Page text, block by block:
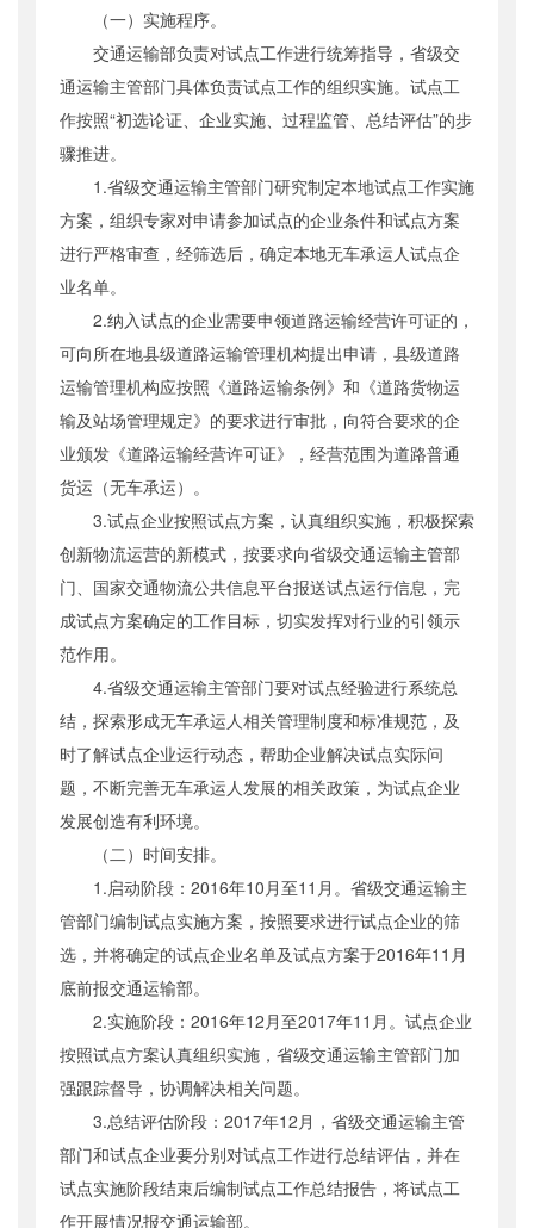
（一）实施程序。
交通运输部负责对试点工作进行统筹指导，省级交
通运输主管部门具体负责试点工作的组织实施。试点工
作按照“初选论证、企业实施、过程监管、总结评估”的步
骤推进。
1.省级交通运输主管部门研究制定本地试点工作实施
方案，组织专家对申请参加试点的企业条件和试点方案
进行严格审查，经筛选后，确定本地无车承运人试点企
业名单。
2.纳入试点的企业需要申领道路运输经营许可证的，
可向所在地县级道路运输管理机构提出申请，县级道路
运输管理机构应按照《道路运输条例》和《道路货物运
输及站场管理规定》的要求进行审批，向符合要求的企
业颁发《道路运输经营许可证》，经营范围为道路普通
货运（无车承运）。
3.试点企业按照试点方案，认真组织实施，积极探索
创新物流运营的新模式，按要求向省级交通运输主管部
门、国家交通物流公共信息平台报送试点运行信息，完
成试点方案确定的工作目标，切实发挥对行业的引领示
范作用。
4.省级交通运输主管部门要对试点经验进行系统总
结，探索形成无车承运人相关管理制度和标准规范，及
时了解试点企业运行动态，帮助企业解决试点实际问
题，不断完善无车承运人发展的相关政策，为试点企业
发展创造有利环境。
（二）时间安排。
1.启动阶段：2016年10月至11月。省级交通运输主
管部门编制试点实施方案，按照要求进行试点企业的筛
选，并将确定的试点企业名单及试点方案于2016年11月
底前报交通运输部。
2.实施阶段：2016年12月至2017年11月。试点企业
按照试点方案认真组织实施，省级交通运输主管部门加
强跟踪督导，协调解决相关问题。
3.总结评估阶段：2017年12月，省级交通运输主管
部门和试点企业要分别对试点工作进行总结评估，并在
试点实施阶段结束后编制试点工作总结报告，将试点工
作开展情况报交通运输部。